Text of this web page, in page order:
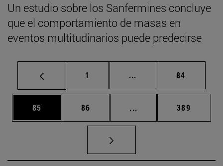
Un estudio sobre los Sanfermines concluye
que el comportamiento de masas en
eventos multitudinarios puede predecirse
Página
1 ... Páginas intermedias
Página
84
Página
85 Página
86 ... Páginas intermedias
Página
389